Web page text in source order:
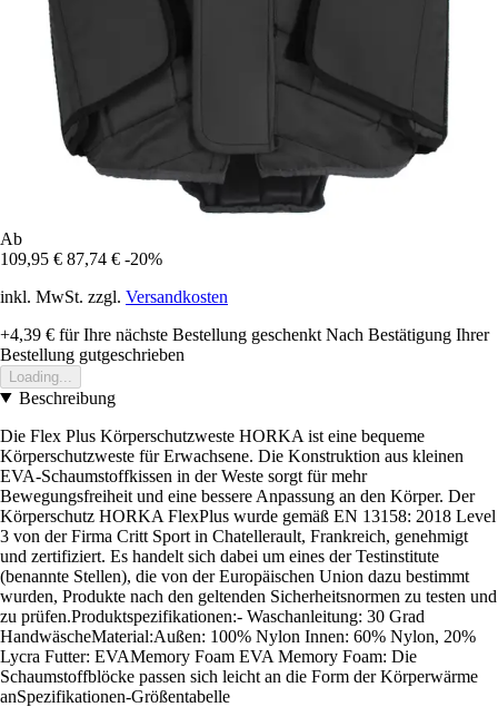
Ab
109,95 € 87,74 € -20%
inkl. MwSt. zzgl. Versandkosten
+4,39 € für Ihre nächste Bestellung geschenkt Nach Bestätigung Ihrer
Bestellung gutgeschrieben
Loading...
Beschreibung
Die Flex Plus Körperschutzweste HORKA ist eine bequeme
Körperschutzweste für Erwachsene. Die Konstruktion aus kleinen
EVA-Schaumstoffkissen in der Weste sorgt für mehr
Bewegungsfreiheit und eine bessere Anpassung an den Körper. Der
Körperschutz HORKA FlexPlus wurde gemäß EN 13158: 2018 Level
3 von der Firma Critt Sport in Chatellerault, Frankreich, genehmigt
und zertifiziert. Es handelt sich dabei um eines der Testinstitute
(benannte Stellen), die von der Europäischen Union dazu bestimmt
wurden, Produkte nach den geltenden Sicherheitsnormen zu testen und
zu prüfen.Produktspezifikationen:- Waschanleitung: 30 Grad
HandwäscheMaterial:Außen: 100% Nylon Innen: 60% Nylon, 20%
Lycra Futter: EVAMemory Foam EVA Memory Foam: Die
Schaumstoffblöcke passen sich leicht an die Form der Körperwärme
anSpezifikationen-Größentabelle